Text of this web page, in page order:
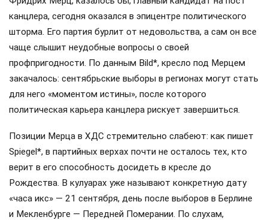
канцлера, сегодня оказался в эпицентре политического
шторма. Его партия бурлит от недовольства, а сам он все
чаще слышит неудобные вопросы о своей
профпригодности. По данным Bild*, кресло под Мерцем
закачалось: сентябрьские выборы в регионах могут стать
для него «моментом истины», после которого
политическая карьера канцлера рискует завершиться.
Позиции Мерца в ХДС стремительно слабеют: как пишет
Spiegel*, в партийных верхах почти не осталось тех, кто
верит в его способность досидеть в кресле до
Рождества. В кулуарах уже называют конкретную дату
«часа икс» — 21 сентября, день после выборов в Берлине
и Мекленбурге — Передней Померании. По слухам,